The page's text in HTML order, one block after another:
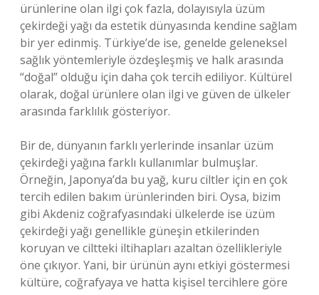
ürünlerine olan ilgi çok fazla, dolayısıyla üzüm
çekirdeği yağı da estetik dünyasında kendine sağlam
bir yer edinmiş. Türkiye’de ise, genelde geleneksel
sağlık yöntemleriyle özdeşleşmiş ve halk arasında
“doğal” olduğu için daha çok tercih ediliyor. Kültürel
olarak, doğal ürünlere olan ilgi ve güven de ülkeler
arasında farklılık gösteriyor.
Bir de, dünyanın farklı yerlerinde insanlar üzüm
çekirdeği yağına farklı kullanımlar bulmuşlar.
Örneğin, Japonya’da bu yağ, kuru ciltler için en çok
tercih edilen bakım ürünlerinden biri. Oysa, bizim
gibi Akdeniz coğrafyasındaki ülkelerde ise üzüm
çekirdeği yağı genellikle güneşin etkilerinden
koruyan ve ciltteki iltihapları azaltan özellikleriyle
öne çıkıyor. Yani, bir ürünün aynı etkiyi göstermesi
kültüre, coğrafyaya ve hatta kişisel tercihlere göre